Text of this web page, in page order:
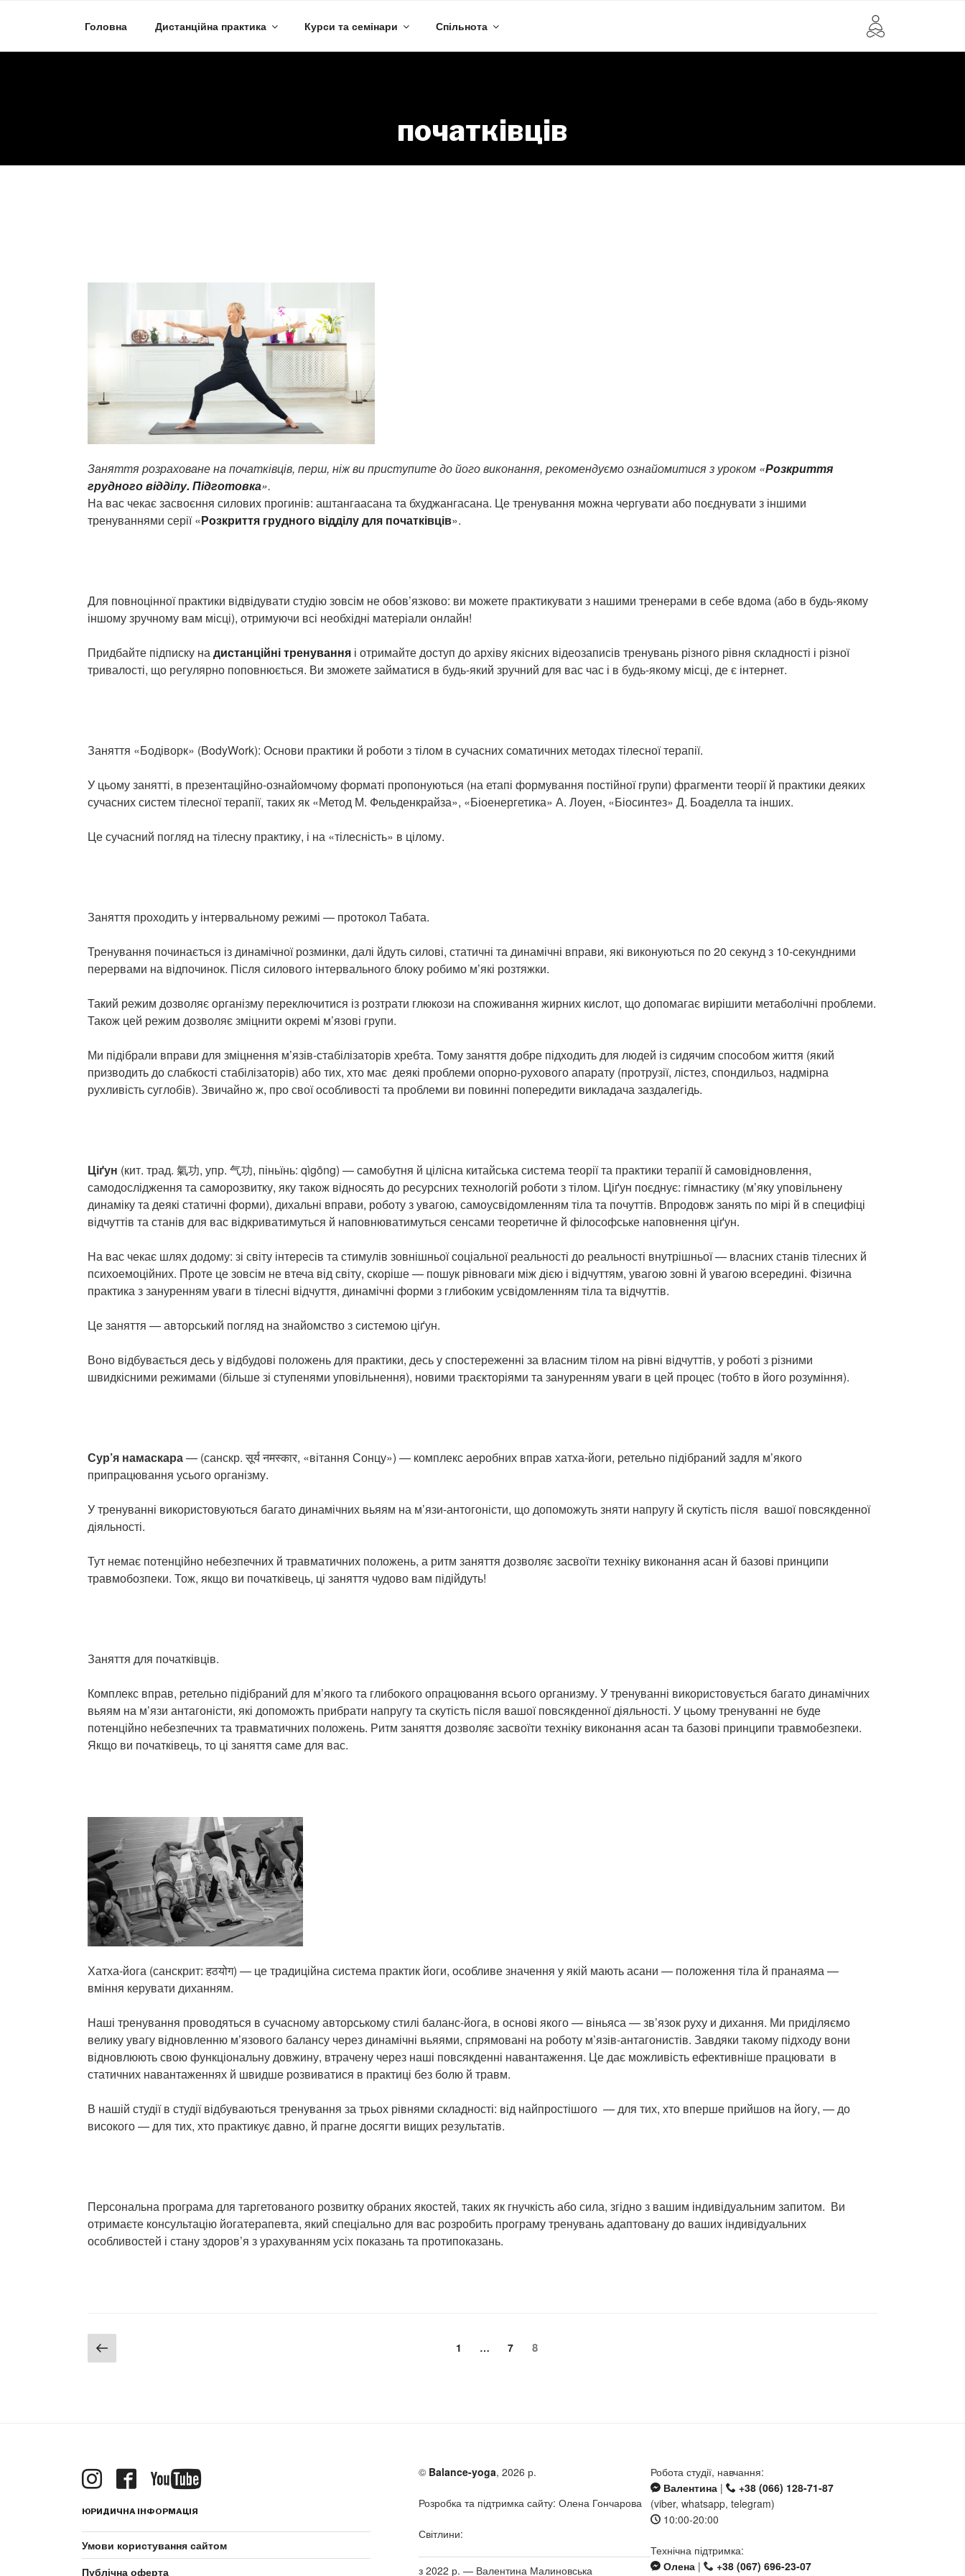
Головна Дистанційна практика Курси та семінари Спільнота
початківців
Заняття розраховане на початківців, перш, ніж ви приступите до його виконання, рекомендуємо ознайомитися з уроком «Розкриття
грудного відділу. Підготовка».
На вас чекає засвоєння силових прогинів: аштангаасана та бхуджангасана. Це тренування можна чергувати або поєднувати з іншими
тренуваннями серії «Розкриття грудного відділу для початківців».
Для повноцінної практики відвідувати студію зовсім не обов’язково: ви можете практикувати з нашими тренерами в себе вдома (або в будь-якому
іншому зручному вам місці), отримуючи всі необхідні матеріали онлайн!
Придбайте підписку надистанційні тренування і отримайте доступ до архіву якісних відеозаписів тренувань різного рівня складності і різної
тривалості, що регулярно поповнюється. Ви зможете займатися в будь-який зручний для вас час і в будь-якому місці, де є інтернет.
Заняття «Бодіворк» (BodyWork): Основи практики й роботи з тілом в сучасних соматичних методах тілесної терапії.
У цьому занятті, в презентаційно-ознайомчому форматі пропонуються (на етапі формування постійної групи) фрагменти теорії й практики деяких
сучасних систем тілесної терапії, таких як «Метод М. Фельденкрайза», «Біоенергетика» А. Лоуен, «Біосинтез» Д. Боаделла та інших.
Це сучасний погляд на тілесну практику, і на «тілесність» в цілому.
Заняття проходить у інтервальному режимі — протокол Табата.
Тренування починається із динамічної розминки, далі йдуть силові, статичні та динамічні вправи, які виконуються по 20 секунд з 10-секундними
перервами на відпочинок. Після силового інтервального блоку робимо м’які розтяжки.
Такий режим дозволяє організму переключитися із розтрати глюкози на споживання жирних кислот, що допомагає вирішити метаболічні проблеми.
Також цей режим дозволяє зміцнити окремі м’язові групи.
Ми підібрали вправи для зміцнення м’язів-стабілізаторів хребта. Тому заняття добре підходить для людей із сидячим способом життя (який
призводить до слабкості стабілізаторів) або тих, хто має деякі проблеми опорно-рухового апарату (протрузії, лістез, спондильоз, надмірна
рухливість суглобів). Звичайно ж, про свої особливості та проблеми ви повинні попередити викладача заздалегідь.
Ціґун (кит. трад. 氣功, упр. 气功, піньїнь: qìgōng) — самобутня й цілісна китайська система теорії та практики терапії й самовідновлення,
самодослідження та саморозвитку, яку також відносять до ресурсних технологій роботи з тілом. Ціґун поєднує: гімнастику (м’яку уповільнену
динаміку та деякі статичні форми), дихальні вправи, роботу з увагою, самоусвідомленням тіла та почуттів. Впродовж занять по мірі й в специфіці
відчуттів та станів для вас відкриватимуться й наповнюватимуться сенсами теоретичне й філософське наповнення ціґун.
На вас чекає шлях додому: зі світу інтересів та стимулів зовнішньої соціальної реальності до реальності внутрішньої — власних станів тілесних й
психоемоційних. Проте це зовсім не втеча від світу, скоріше — пошук рівноваги між дією і відчуттям, увагою зовні й увагою всередині. Фізична
практика з зануренням уваги в тілесні відчуття, динамічні форми з глибоким усвідомленням тіла та відчуттів.
Це заняття — авторський погляд на знайомство з системою ціґун.
Воно відбувається десь у відбудові положень для практики, десь у спостереженні за власним тілом на рівні відчуттів, у роботі з різними
швидкісними режимами (більше зі ступенями уповільнення), новими траєкторіями та зануренням уваги в цей процес (тобто в його розуміння).
Сур’я намаскара— (санскр. सूर्य नमस्कार, «вітання Сонцу») — комплекс аеробних вправ хатха-йоги, ретельно підібраний задля м’якого
припрацювання усього організму.
У тренуванні використовуються багато динамічних вьяям на м’язи-антогоністи, що допоможуть зняти напругу й скутість після вашої повсякденної
діяльності.
Тут немає потенційно небезпечних й травматичних положень, а ритм заняття дозволяє засвоїти техніку виконання асан й базові принципи
травмобозпеки. Тож, якщо ви початківець, ці заняття чудово вам підійдуть!
Заняття для початківців.
Комплекс вправ, ретельно підібраний для м’якого та глибокого опрацювання всього организму. У тренуванні використовується багато динамічних
вьяям на м’язи антагоністи, які допоможть прибрати напругу та скутість після вашої повсякденної діяльності. У цьому тренуванні не буде
потенційно небезпечних та травматичних положень. Ритм заняття дозволяє засвоїти техніку виконання асан та базові принципи травмобезпеки.
Якщо ви початківець, то ці заняття саме для вас.
Хатха-йога (санскрит: हठयोग) — це традиційна система практик йоги, особливе значення у якій мають асани — положення тіла й пранаяма —
вміння керувати диханням.
Наші тренування проводяться в сучасному авторському стилі баланс-йога, в основі якого — віньяса — зв’язок руху и дихання. Ми приділяємо
велику увагу відновленню м’язового балансу через динамічні вьяями, спрямовані на роботу м’язів-антагонистів. Завдяки такому підходу вони
відновлюють свою функціональну довжину, втрачену через наші повсякденні навантаження. Це дає можливість ефективніше працювати в
статичних навантаженнях й швидше розвиватися в практиці без болю й травм.
В нашій студії в студії відбуваються тренування за трьох рівнями складності: від найпростішого — для тих, хто вперше прийшов на йогу, — до
високого — для тих, хто практикує давно, й прагне досягти вищих результатів.
Персональна програма для таргетованого розвитку обраних якостей, таких як гнучкість або сила, згідно з вашим індивідуальним запитом. Ви
отримаєте консультацію йогатерапевта, який спеціально для вас розробить програму тренувань адаптовану до ваших індивідуальних
особливостей і стану здоров’я з урахуванням усіх показань та протипоказань.
Пагінація
записів
Попередня
сторінка
Page
1 … Page
7 Page
8
ЮРИДИЧНА ІНФОРМАЦІЯ
Умови користування сайтом
Публічна оферта
© Balance-yoga, 2026 р.
Розробка та підтримка сайту: Олена Гончарова
Світлини:
з 2022 р. — Валентина Малиновська
Робота студії, навчання:
Валентина |
+38 (066) 128-71-87
(viber, whatsapp, telegram)
10:00-20:00
Технічна підтримка:
Олена |
+38 (067) 696-23-07